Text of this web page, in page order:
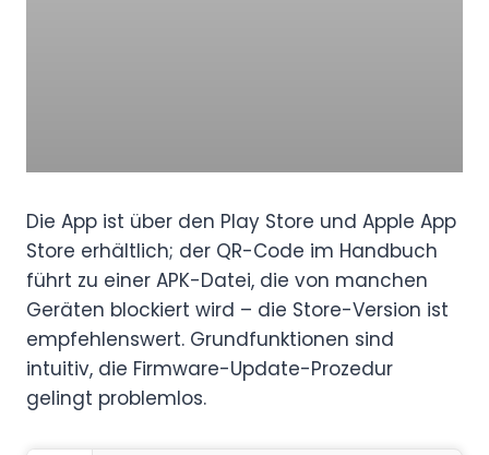
Die App ist über den Play Store und Apple App
Store erhältlich; der QR-Code im Handbuch
führt zu einer APK-Datei, die von manchen
Geräten blockiert wird – die Store-Version ist
empfehlenswert. Grundfunktionen sind
intuitiv, die Firmware-Update-Prozedur
gelingt problemlos.